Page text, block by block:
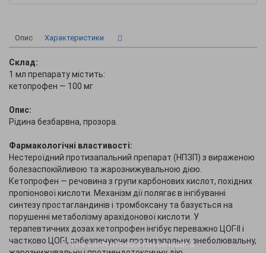
The contentcould not be loaded.
Опис Характеристики
Склад:
1 мл препарату містить:
кетопрофен — 100 мг
Опис:
Рідина безбарвна, прозора.
Фармакологічні властивості:
Нестероїдний протизапальний препарат (НПЗП) з вираженою
болезаспокійливою та жарознижувальною дією.
Кетопрофен — речовина з групи карбонових кислот, похідних
пропіонової кислоти. Механізм дії полягає в інгібуванні
синтезу простагландинів і тромбоксану та базується на
порушенні метаболізму арахідонової кислоти. У
терапевтичних дозах кетопрофен інгібує переважно ЦОГ-II і
частково ЦОГ-I, забезпечуючи протизапальну, знеболювальну,